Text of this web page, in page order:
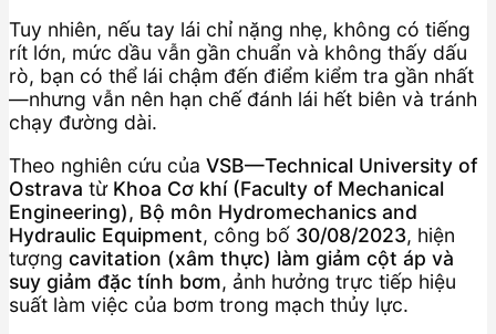
Tuy nhiên, nếu tay lái chỉ nặng nhẹ, không có tiếng
rít lớn, mức dầu vẫn gần chuẩn và không thấy dấu
rò, bạn có thể lái chậm đến điểm kiểm tra gần nhất
—nhưng vẫn nên hạn chế đánh lái hết biên và tránh
chạy đường dài.
Theo nghiên cứu của VSB—Technical University of
Ostrava từ Khoa Cơ khí (Faculty of Mechanical
Engineering), Bộ môn Hydromechanics and
Hydraulic Equipment, công bố 30/08/2023, hiện
tượng cavitation (xâm thực) làm giảm cột áp và
suy giảm đặc tính bơm, ảnh hưởng trực tiếp hiệu
suất làm việc của bơm trong mạch thủy lực.